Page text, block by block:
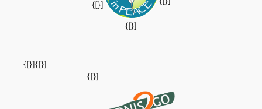
{[}]
{[}]
{[}]{[}]
{[}]